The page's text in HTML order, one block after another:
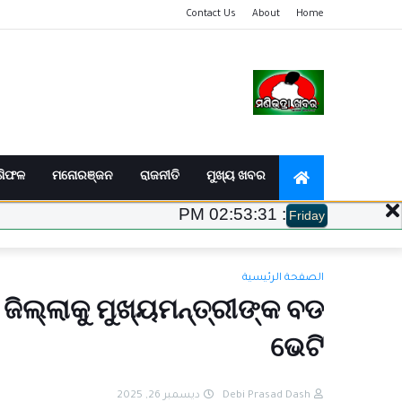
Home
About
Contact Us
ମୁଖ୍ୟ ଖବର
ରାଜନୀତି
ମନୋରଞ୍ଜନ
Friday
:
02:53:32 PM
الصفحة الرئيسية
ଜିଲ୍ଲାକୁ ମୁଖ୍ୟମନ୍ତ୍ରୀଙ୍କ ବଡ
ଭେଟି
Debi Prasad Dash ديسمبر 26, 2025